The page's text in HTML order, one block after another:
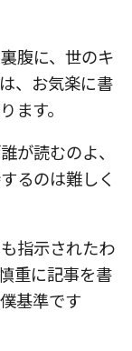
腹に、世のキ
、お気楽に書
ます。
が読むのよ、
るのは難しく
指示されたわ
重に記事を書
基準です